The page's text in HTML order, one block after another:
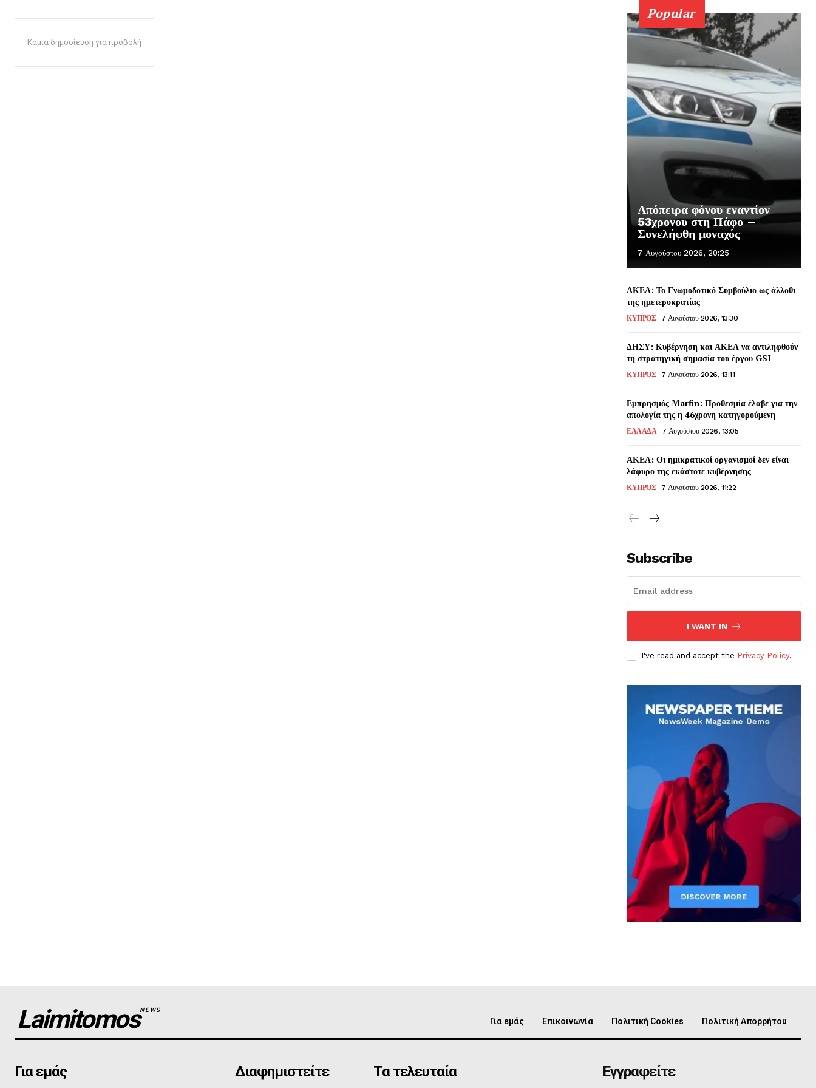
Καμία δημοσίευση για προβολή
Popular
Απόπειρα φόνου εναντίον
53χρονου στη Πάφο –
Συνελήφθη μοναχός
7 Αυγούστου 2026, 20:25
ΑΚΕΛ: Το Γνωμοδοτικό Συμβούλιο ως άλλοθι
της ημετεροκρατίας
ΚΥΠΡΟΣ 7 Αυγούστου 2026, 13:30
ΔΗΣΥ: Κυβέρνηση και ΑΚΕΛ να αντιληφθούν
τη στρατηγική σημασία του έργου GSI
ΚΥΠΡΟΣ 7 Αυγούστου 2026, 13:11
Εμπρησμός Marfin: Προθεσμία έλαβε για την
απολογία της η 46χρονη κατηγορούμενη
ΕΛΛΑΔΑ 7 Αυγούστου 2026, 13:05
ΑΚΕΛ: Οι ημικρατικοί οργανισμοί δεν είναι
λάφυρο της εκάστοτε κυβέρνησης
ΚΥΠΡΟΣ 7 Αυγούστου 2026, 11:22
Subscribe
I WANT IN
I've read and accept the Privacy Policy.
LaimitomosNEWS
Για εμάς Επικοινωνία Πολιτική Cookies Πολιτική Απορρήτου
Για εμάς Διαφημιστείτε Τα τελευταία Εγγραφείτε